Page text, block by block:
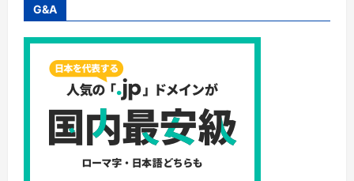
全
開
VEGAS
の
実
力
満
足
度
を
検
証！
G&A